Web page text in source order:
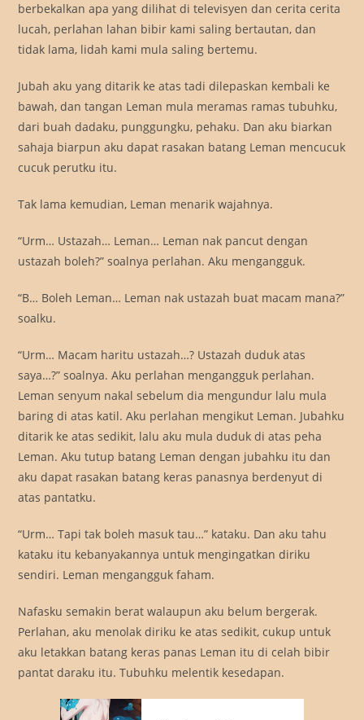
berbekalkan apa yang dilihat di televisyen dan cerita cerita
lucah, perlahan lahan bibir kami saling bertautan, dan
tidak lama, lidah kami mula saling bertemu.
Jubah aku yang ditarik ke atas tadi dilepaskan kembali ke
bawah, dan tangan Leman mula meramas ramas tubuhku,
dari buah dadaku, punggungku, pehaku. Dan aku biarkan
sahaja biarpun aku dapat rasakan batang Leman mencucuk
cucuk perutku itu.
Tak lama kemudian, Leman menarik wajahnya.
“Urm… Ustazah… Leman… Leman nak pancut dengan
ustazah boleh?” soalnya perlahan. Aku mengangguk.
“B… Boleh Leman… Leman nak ustazah buat macam mana?”
soalku.
“Urm… Macam haritu ustazah…? Ustazah duduk atas
saya…?” soalnya. Aku perlahan mengangguk perlahan.
Leman senyum nakal sebelum dia mengundur lalu mula
baring di atas katil. Aku perlahan mengikut Leman. Jubahku
ditarik ke atas sedikit, lalu aku mula duduk di atas peha
Leman. Aku tutup batang Leman dengan jubahku itu dan
aku dapat rasakan batang keras panasnya berdenyut di
atas pantatku.
“Urm… Tapi tak boleh masuk tau…” kataku. Dan aku tahu
kataku itu kebanyakannya untuk mengingatkan diriku
sendiri. Leman mengangguk faham.
Nafasku semakin berat walaupun aku belum bergerak.
Perlahan, aku menolak diriku ke atas sedikit, cukup untuk
aku letakkan batang keras panas Leman itu di celah bibir
pantat daraku itu. Tubuhku melentik kesedapan.